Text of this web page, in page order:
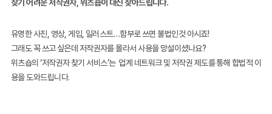
찾기 어려운 저작권자, 위츠숍이 대신 찾아드립니다.
유명한 사진, 영상, 게임, 일러스트…함부로 쓰면 불법인것 아시죠!
그래도 꼭 쓰고 싶은데 저작권자를 몰라서 사용을 망설이셨나요?
위츠숍의 ‘저작권자 찾기 서비스’는 업계 네트워크 및 저작권 제도를 통해 합법적 이
용을 도와드립니다.